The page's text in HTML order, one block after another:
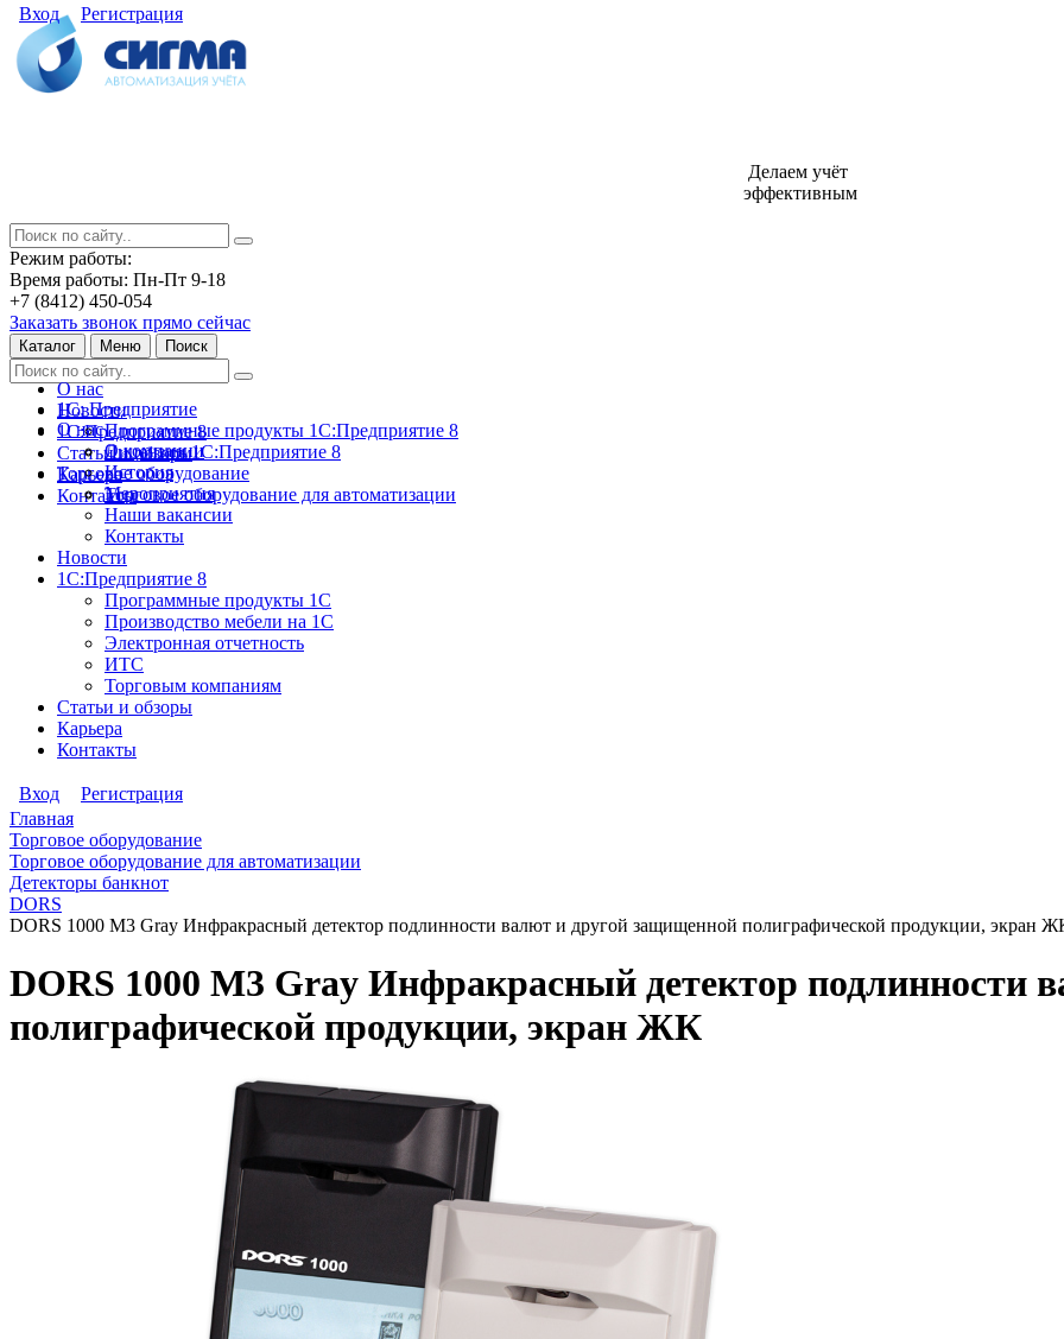
Вход Регистрация
Делаем учёт
эффективным
Режим работы:
Время работы: Пн-Пт 9-18
+7 (8412) 450-054
Заказать звонок прямо сейчас
Каталог Меню Поиск
О нас
Новости
1С:Предприятие 8
Статьи и обзоры
Карьера
Контакты
1С: Предприятие
Программные продукты 1С:Предприятие 8
Лицензии 1С:Предприятие 8
Торговое оборудование
Торговое оборудование для автоматизации
О нас
О компании
История
Мероприятия
Наши вакансии
Контакты
Новости
1С:Предприятие 8
Программные продукты 1С
Производство мебели на 1С
Электронная отчетность
ИТС
Торговым компаниям
Статьи и обзоры
Карьера
Контакты
Вход
Регистрация
Главная
Торговое оборудование
Торговое оборудование для автоматизации
Детекторы банкнот
DORS
DORS 1000 М3 Gray Инфракрасный детектор подлинности валют и другой защищенной полиграфической продукции, экран
DORS 1000 М3 Gray Инфракрасный детектор подлинности
полиграфической продукции, экран ЖК